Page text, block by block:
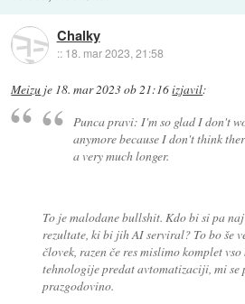
Chalky
:: 18. mar 2023, 21:58
Meizu je 18. mar 2023 ob 21:16izjavil:
Punca pravi: I'm so glad I don't
anymore because I don't think
a very much longer.
To je malodane bullshit. Kdo bi si pa
rezultate, ki bi jih AI serviral? To bo še
človek, razen če res mislimo komplet
tehnologije predat avtomatizaciji, mi se
prazgodovino.